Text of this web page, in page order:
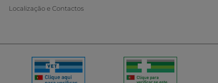
Localização e Contactos